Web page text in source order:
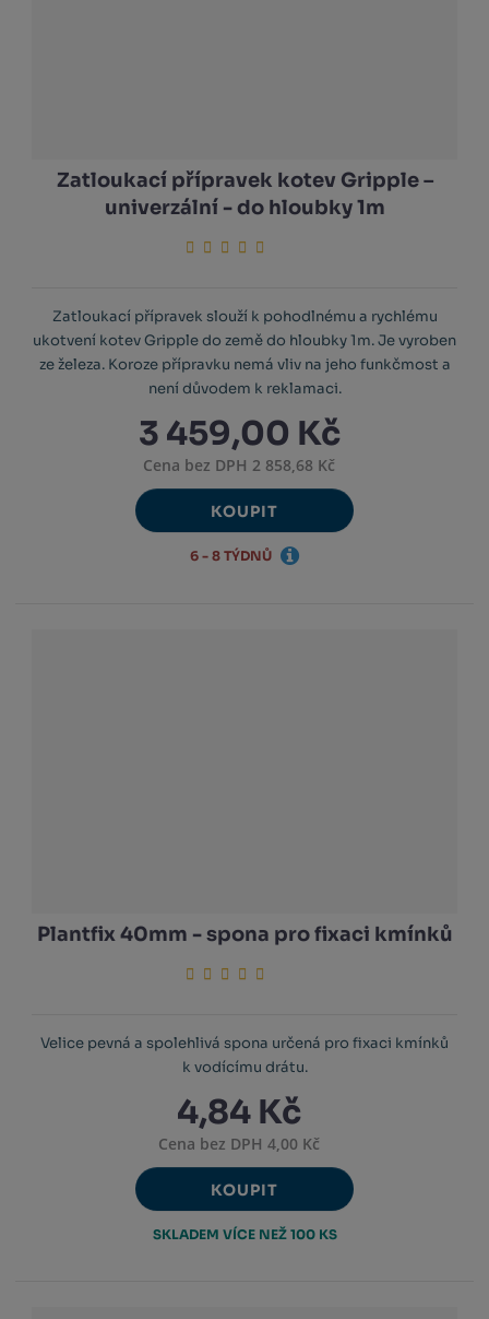
Zatloukací přípravek kotev Gripple –
univerzální - do hloubky 1m
Zatloukací přípravek slouží k pohodlnému a rychlému
ukotvení kotev Gripple do země do hloubky 1m. Je vyroben
ze železa. Koroze přípravku nemá vliv na jeho funkčmost a
není důvodem k reklamaci.
3 459,00 Kč
Cena bez DPH 2 858,68 Kč
KOUPIT
6 - 8 TÝDNŮ
Plantfix 40mm - spona pro fixaci kmínků
Velice pevná a spolehlivá spona určená pro fixaci kmínků
k vodícímu drátu.
4,84 Kč
Cena bez DPH 4,00 Kč
KOUPIT
SKLADEM VÍCE NEŽ 100 KS